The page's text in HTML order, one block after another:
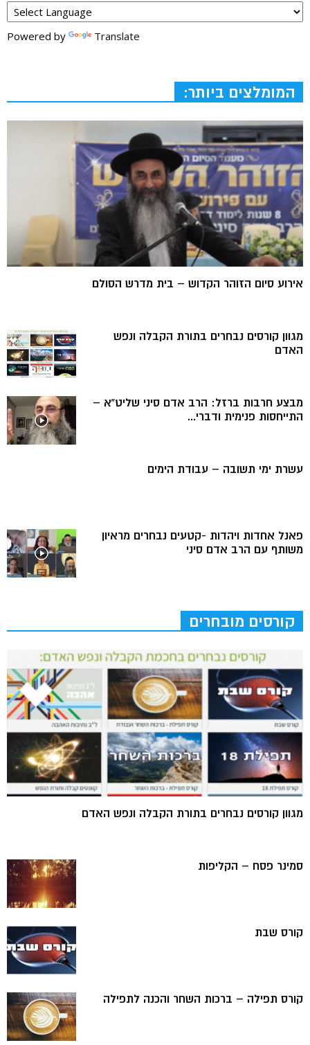
Powered by Translate
המומלצים ביותר:
אירוע סיום הזוהר הקדוש – בית מדרש הסולם
מגוון קורסים נבחרים בתורת הקבלה ונפש
האדם
מבצע חרבות ברזל: הרב אדם סיני שליט”א –
התייחסות פנימית ודברי...
עשרת ימי תשובה – עבודת הימים
פאנל אחדות ויהדות -קטעים נבחרים מראיון
משותף עם הרב אדם סיני
קורסים מובחרים
מגוון קורסים נבחרים בתורת הקבלה ונפש האדם
סמינר פסח – הקליפות
קורס שבת
קורס תפילה – ברכות השחר והכנה לתפילה